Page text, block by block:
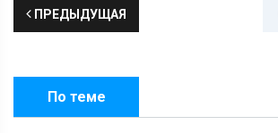
ПРЕДЫДУЩАЯ
По теме